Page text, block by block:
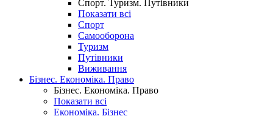
Спорт. Туризм. Путівники
Показати всі
Спорт
Самооборона
Туризм
Путівники
Виживання
Бізнес. Економіка. Право
Бізнес. Економіка. Право
Показати всі
Економіка. Бізнес